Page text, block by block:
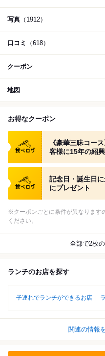
写真 （1912）
口コミ （618）
クーポン
地図
お得なクーポン
食べログ クーポン
《豪華三昧コー
客様に15年の紹
食べログ クーポン
記念日・誕生日
にプレゼント
※クーポンごとに条件が異なります
ください。
全部で2枚
ランチのお店を探す
子連れでランチができるお店
関連の情報